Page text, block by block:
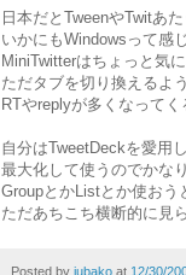
日本だとTweenやTwitあ
いかにもWindowsって感
MiniTwitterはちょっと気
ただタブを切り換えるよ
RTやreplyが多くなってく
自分はTweetDeckを愛用し
最大化して使うのでかな
GroupとかListとか使おう
ただあちこち横断的に見
Posted by jubako at 12/30/